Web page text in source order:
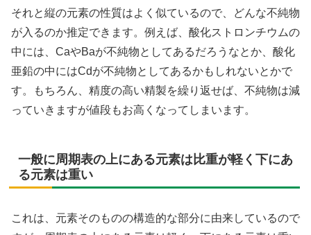
それと縦の元素の性質はよく似ているので、どんな不純物
が入るのか推定できます。例えば、酸化ストロンチウムの
中には、CaやBaが不純物としてあるだろうなとか、酸化
亜鉛の中にはCdが不純物としてあるかもしれないとかで
す。もちろん、精度の高い精製を繰り返せば、不純物は減
っていきますが値段もお高くなってしまいます。
一般に周期表の上にある元素は比重が軽く下にあ
る元素は重い
これは、元素そのものの構造的な部分に由来しているので